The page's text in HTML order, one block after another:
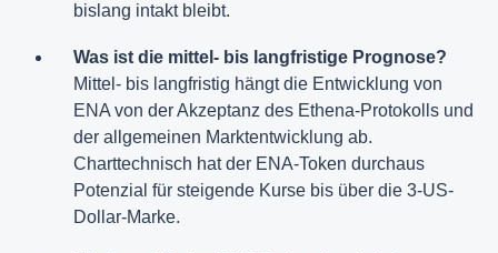
bislang intakt bleibt.
Was ist die mittel- bis langfristige Prognose?
Mittel- bis langfristig hängt die Entwicklung von
ENA von der Akzeptanz des Ethena-Protokolls und
der allgemeinen Marktentwicklung ab.
Charttechnisch hat der ENA-Token durchaus
Potenzial für steigende Kurse bis über die 3-US-
Dollar-Marke.